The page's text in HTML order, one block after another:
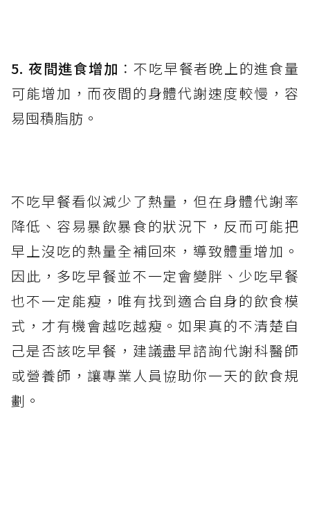
5. 夜間進食增加 ：不吃早餐者晚上的進食量
可能增加，而夜間的身體代謝速度較慢，容
易囤積脂肪。
不吃早餐看似減少了熱量，但在身體代謝率
降低、容易暴飲暴食的狀況下，反而可能把
早上沒吃的熱量全補回來，導致體重增加。
因此，多吃早餐並不一定會變胖、少吃早餐
也不一定能瘦，唯有找到適合自身的飲食模
式，才有機會越吃越瘦。如果真的不清楚自
己是否該吃早餐，建議盡早諮詢代謝科醫師
或營養師，讓專業人員協助你一天的飲食規
劃。